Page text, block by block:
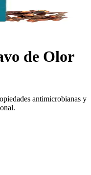
de Olor
antimicrobianas y